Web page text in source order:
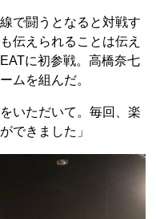
で闘うとなると対戦す
伝えられることは伝え
に初参戦。高橋奈七
ムを組んだ。
いただいて。毎回、楽
できました」